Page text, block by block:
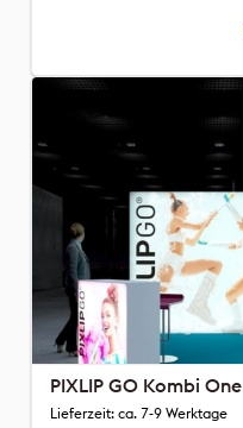
PIXLIP GO Kombi One
Lieferzeit: ca. 7-9 Werktage